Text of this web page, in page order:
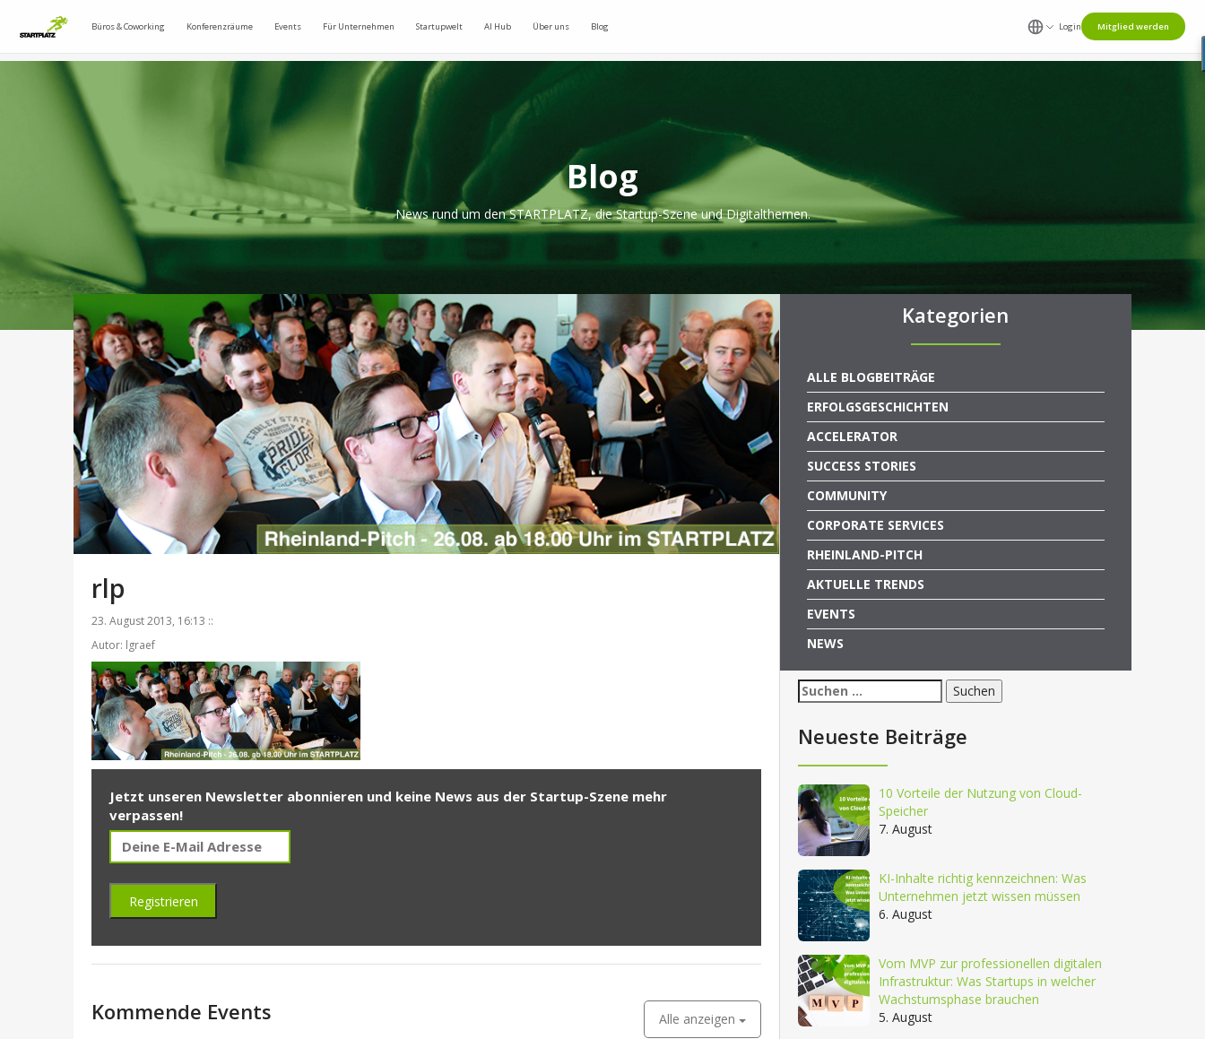
Büros & Coworking Konferenzräume Events Für Unternehmen Startupwelt AI Hub Über uns Blog Login Mitglied werden
Blog
News rund um den STARTPLATZ, die Startup-Szene und Digitalthemen.
rlp
23. August 2013, 16:13 ::
Autor: lgraef
Jetzt unseren Newsletter abonnieren und keine News aus der Startup-Szene mehr
verpassen!
Kommende Events Alle anzeigen
Kategorien
ALLE BLOGBEITRÄGE
ERFOLGSGESCHICHTEN
ACCELERATOR
SUCCESS STORIES
COMMUNITY
CORPORATE SERVICES
RHEINLAND-PITCH
AKTUELLE TRENDS
EVENTS
NEWS
Suchen
nach:
Neueste Beiträge
10 Vorteile der Nutzung von Cloud-
Speicher
7. August
KI-Inhalte richtig kennzeichnen: Was
Unternehmen jetzt wissen müssen
6. August
Vom MVP zur professionellen digitalen
Infrastruktur: Was Startups in welcher
Wachstumsphase brauchen
5. August